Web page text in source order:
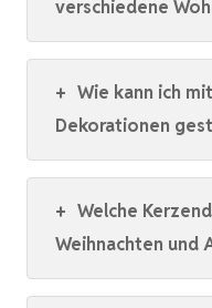
verschiedene
+ Wie kann ich
Dekorationen
+ Welche
Weihnachten und